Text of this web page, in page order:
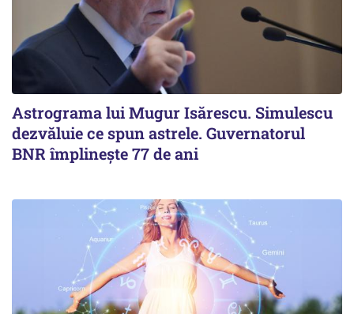
Astrograma lui Mugur Isărescu. Simulescu
dezvăluie ce spun astrele. Guvernatorul
BNR împlinește 77 de ani